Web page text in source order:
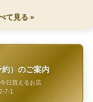
て見る »
）のご案内
日買えるお店
7-1